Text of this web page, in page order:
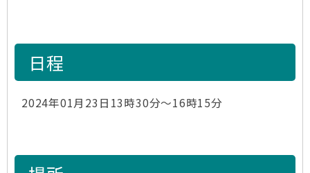
日程
2024年01月23日13時30分～16時15分